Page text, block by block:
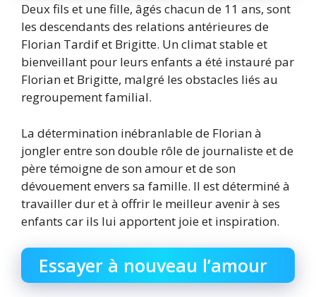
Deux fils et une fille, âgés chacun de 11 ans, sont
les descendants des relations antérieures de
Florian Tardif et Brigitte. Un climat stable et
bienveillant pour leurs enfants a été instauré par
Florian et Brigitte, malgré les obstacles liés au
regroupement familial.
La détermination inébranlable de Florian à
jongler entre son double rôle de journaliste et de
père témoigne de son amour et de son
dévouement envers sa famille. Il est déterminé à
travailler dur et à offrir le meilleur avenir à ses
enfants car ils lui apportent joie et inspiration.
Essayer à nouveau l’amour